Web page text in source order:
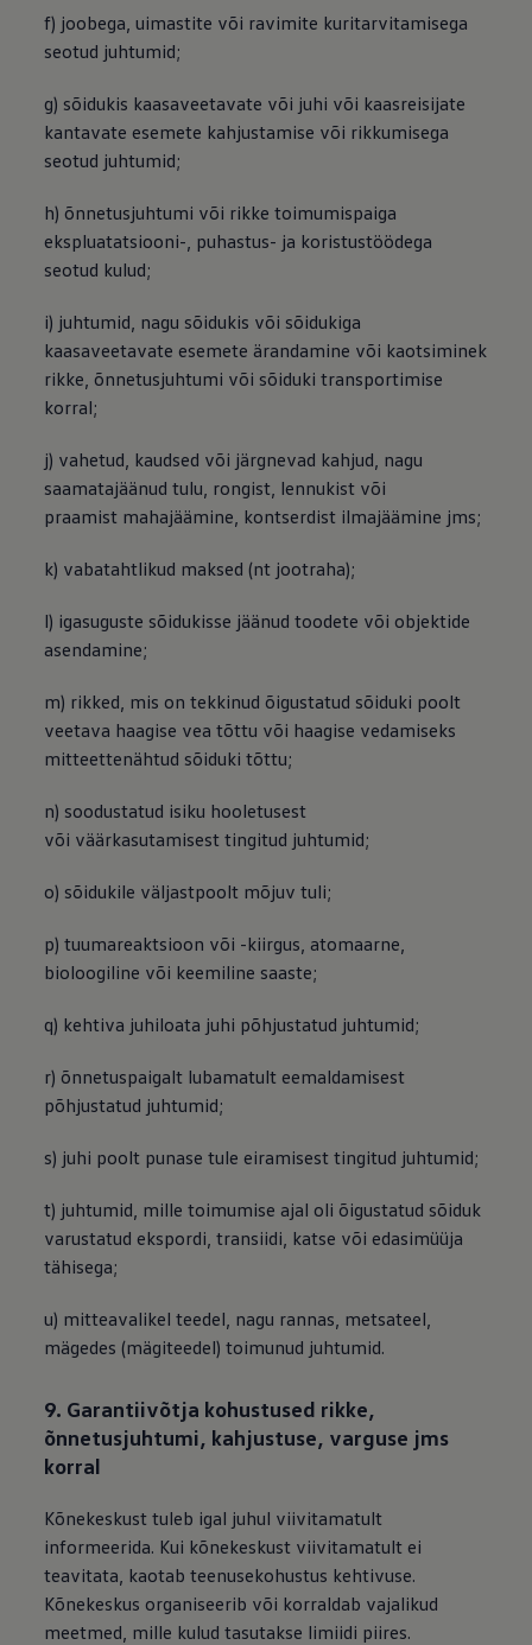
f) joobega, uimastite või ravimite kuritarvitamisega
seotud juhtumid;
g) sõidukis kaasaveetavate või juhi või kaasreisijate
kantavate esemete kahjustamise või rikkumisega
seotud juhtumid;
h) õnnetusjuhtumi või rikke toimumispaiga
ekspluatatsiooni-, puhastus- ja koristustöödega
seotud kulud;
i) juhtumid, nagu sõidukis või sõidukiga
kaasaveetavate esemete ärandamine või kaotsiminek
rikke, õnnetusjuhtumi või sõiduki transportimise
korral;
j) vahetud, kaudsed või järgnevad kahjud, nagu
saamatajäänud tulu, rongist, lennukist või
praamist mahajäämine, kontserdist ilmajäämine jms;
k) vabatahtlikud maksed (nt jootraha);
l) igasuguste sõidukisse jäänud toodete või objektide
asendamine;
m) rikked, mis on tekkinud õigustatud sõiduki poolt
veetava haagise vea tõttu või haagise vedamiseks
mitteettenähtud sõiduki tõttu;
n) soodustatud isiku hooletusest
või väärkasutamisest tingitud juhtumid;
o) sõidukile väljastpoolt mõjuv tuli;
p) tuumareaktsioon või -kiirgus, atomaarne,
bioloogiline või keemiline saaste;
q) kehtiva juhiloata juhi põhjustatud juhtumid;
r) õnnetuspaigalt lubamatult eemaldamisest
põhjustatud juhtumid;
s) juhi poolt punase tule eiramisest tingitud juhtumid;
t) juhtumid, mille toimumise ajal oli õigustatud sõiduk
varustatud ekspordi, transiidi, katse või edasimüüja
tähisega;
u) mitteavalikel teedel, nagu rannas, metsateel,
mägedes (mägiteedel) toimunud juhtumid.
9. Garantiivõtja kohustused rikke,
õnnetusjuhtumi, kahjustuse, varguse jms
korral
Kõnekeskust tuleb igal juhul viivitamatult
informeerida. Kui kõnekeskust viivitamatult ei
teavitata, kaotab teenusekohustus kehtivuse.
Kõnekeskus organiseerib või korraldab vajalikud
meetmed, mille kulud tasutakse limiidi piires.